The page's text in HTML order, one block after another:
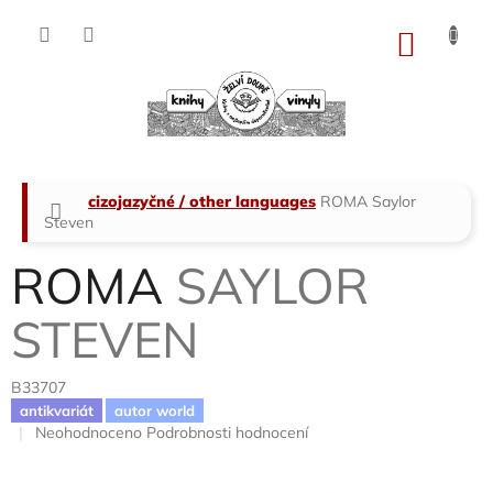
Domů
cizojazyčné / other languages ROMA Saylor
Steven
ROMA SAYLOR
STEVEN
B33707
antikvariát autor world
Průměrné
Neohodnoceno Podrobnosti hodnocení